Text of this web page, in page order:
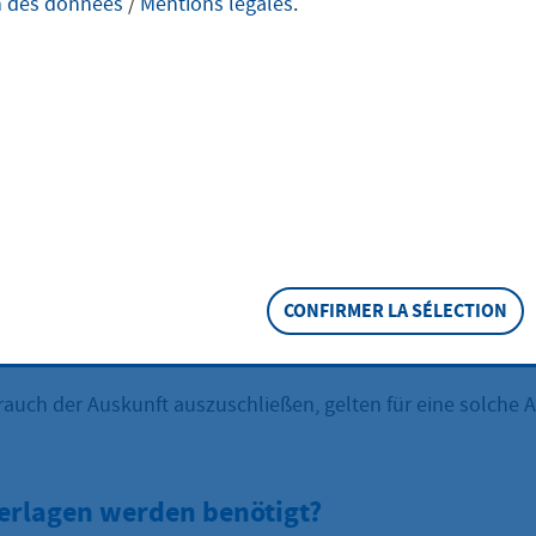
im Zusammenhang mit der Teilnahme am
oder zur Erhebung einer Privatklage wegen im
geltend machen wollen, aber nur das amtliche
kennen, gibt es die Möglichkeit, mittels
an die Kfz-Zulassungsstelle, in dessen Bereich das
ist. Die Anfrage muss schriftlich erfolgen.
der Auskunft auszuschließen, gelten für eine solche
werden benötigt?
CONFIRMER LA SÉLECTION